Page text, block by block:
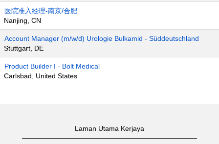
医院准入经理-南京/合肥
Nanjing, CN
Account Manager (m/w/d) Urologie Bulkamid - Süddeutschland
Stuttgart, DE
Product Builder I - Bolt Medical
Carlsbad, United States
Laman Utama Kerjaya